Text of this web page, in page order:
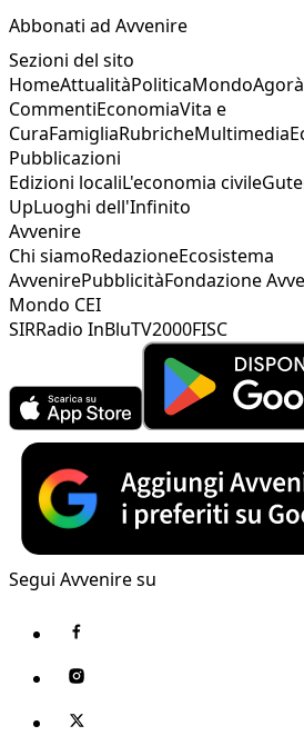
Abbonati ad Avvenire
Sezioni del sito
HomeAttualitàPoliticaMondoAgorà
CommentiEconomiaVita e
CuraFamigliaRubricheMultimedia
Pubblicazioni
Edizioni localiL'economia civile
UpLuoghi dell'Infinito
Avvenire
Chi siamoRedazioneEcosistema
AvvenirePubblicitàFondazione
Mondo CEI
SIRRadio InBluTV2000FISC
Segui Avvenire su